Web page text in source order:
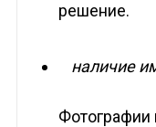
решение.
наличие
Фотографии